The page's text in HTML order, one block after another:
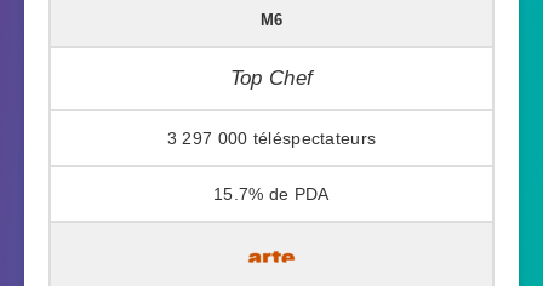
M6
Top Chef
3 297 000
15.7%